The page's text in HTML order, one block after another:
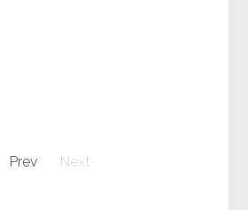
Prev Next